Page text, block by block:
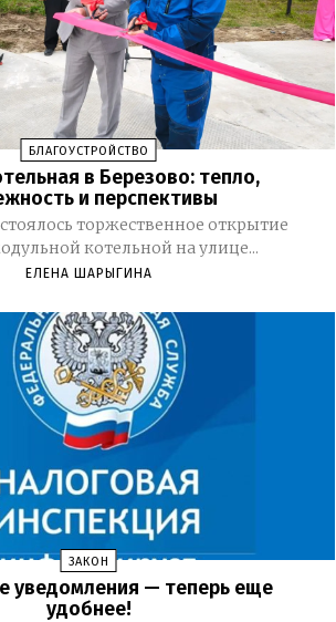
БЛАГОУСТРОЙСТВО
в Березово: тепло,
и перспективы
торжественное открытие
котельной на улице...
ЕЛЕНА ШАРЫГИНА
ЗАКОН
уведомления — теперь еще
удобнее!